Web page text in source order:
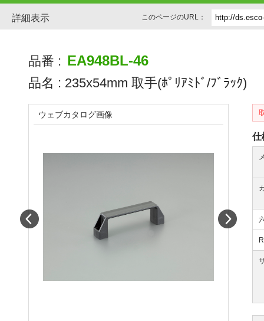
詳細表示 このページのURL：
品番 : EA948BL-46
品名 : 235x54mm 取手(ﾎﾟﾘｱﾐﾄﾞ/ﾌﾞﾗｯｸ)
仕
ウェブカタログ画像